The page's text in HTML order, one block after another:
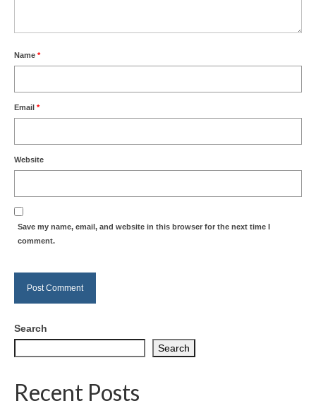
Name *
Email *
Website
Save my name, email, and website in this browser for the next time I
comment.
Search
Search
Recent Posts